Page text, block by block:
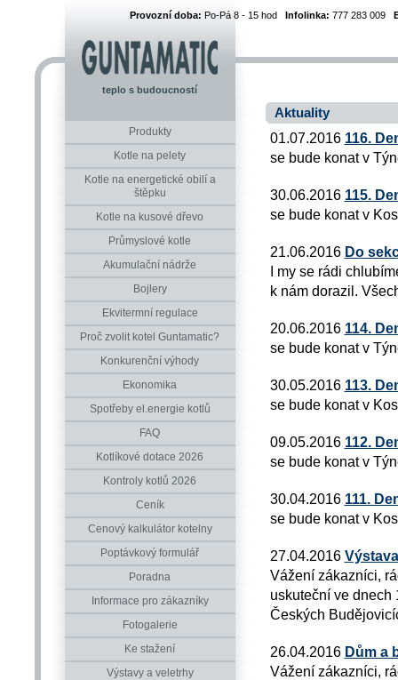
Provozní doba: Po-Pá 8 - 15 hod Infolinka: 777 283 009
teplo s budoucností
Produkty
Kotle na pelety
Kotle na energetické obilí a
štěpku
Kotle na kusové dřevo
Průmyslové kotle
Akumulační nádrže
Bojlery
Ekvitermní regulace
Proč zvolit kotel Guntamatic?
Konkurenční výhody
Ekonomika
Spotřeby el.energie kotlů
FAQ
Kotlíkové dotace 2026
Kontroly kotlů 2026
Ceník
Cenový kalkulátor kotelny
Poptávkový formulář
Poradna
Informace pro zákazníky
Fotogalerie
Ke stažení
Výstavy a veletrhy
Aktuality
01.07.2016 116.
se bude konat v
30.06.2016 115.
se bude konat v
21.06.2016 Do
I my se rádi
k nám dorazil.
20.06.2016 114.
se bude konat v
30.05.2016 113.
se bude konat v
09.05.2016 112.
se bude konat v
30.04.2016 111.
se bude konat v
27.04.2016
Vážení zákazníci,
uskuteční ve dnech
Českých
26.04.2016 Dům a
Vážení zákazníci,